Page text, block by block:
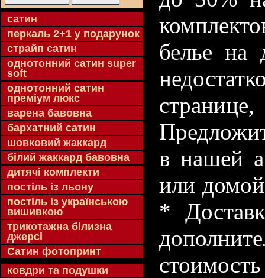
cатин
перкаль 2+1 у подарунок
страйп сатин
однотонний сатин super
soft
однотонний сатин
преміум люкс
варена бавовна
бархатний сатин
шовковий жаккард
білий жаккард бавовна
дитячі комплекти
постіль із льону
постіль із українською
вишивкою
трикотажна білизна
джерсі
Сатин фотопринт
ковдри та подушки
белье на
в нашей
или
*